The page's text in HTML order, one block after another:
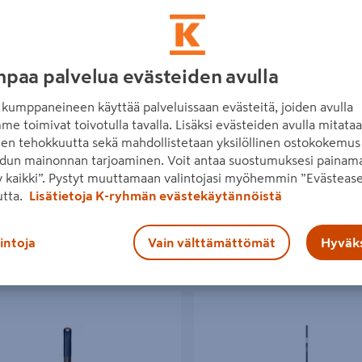
Fiskars Ergonomic
kpl
€ / kpl
Lue lisää
26,95€/kpl
26,95 €/ kpl
Lue lisää
palvelua evästeiden avulla
käyttää palveluissaan evästeitä, joiden avulla
toimivat toivotulla tavalla. Lisäksi evästeiden avulla
tehokkuutta sekä mahdollistetaan yksilöllinen ostokokemus
mainonnan tarjoaminen. Voit antaa suostumuksesi
kaikki”. Pystyt muuttamaan valintojasi myöhemmin
Lisätietoja K-ryhmän evästekäytännöistä
Vain välttämättömät